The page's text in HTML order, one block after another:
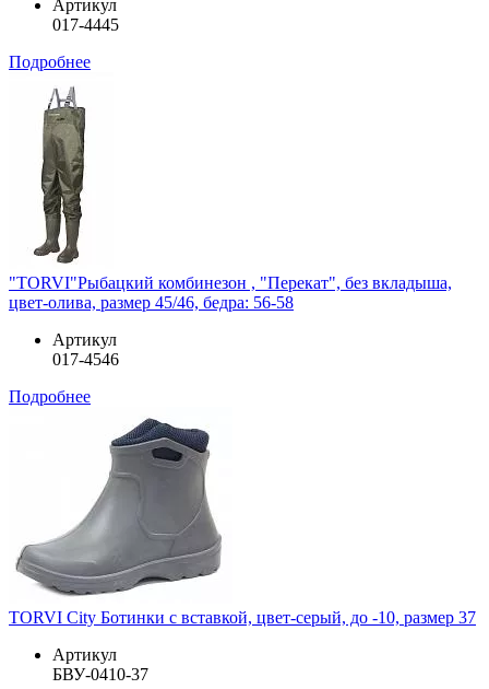
Артикул
017-4445
Подробнее
"TORVI"Рыбацкий комбинезон , "Перекат", без вкладыша,
цвет-олива, размер 45/46, бедра: 56-58
Артикул
017-4546
Подробнее
TORVI City Ботинки с вставкой, цвет-серый, до -10, размер 37
Артикул
БВУ-0410-37